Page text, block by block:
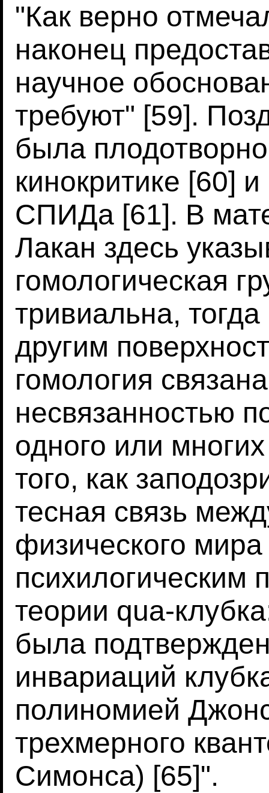
"Как верно
наконец
научное
требуют" [59].
была
кинокритике [60]
СПИДа [61]. В
Лакан здесь
гомологическая
тривиальна, тогда
другим
гомология
несвязанностью
одного или
того, как
тесная связь
физического
психилогическим
теории qua-
была
инвариаций
полиномией
трехмерного
Симонса) [65]".